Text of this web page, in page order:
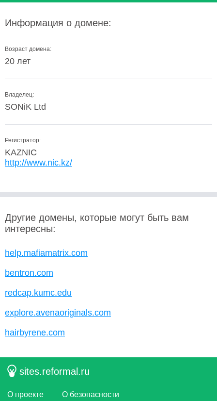
Информация о домене:
Возраст домена:
20 лет
Владелец:
SONiK Ltd
Регистратор:
KAZNIC
http://www.nic.kz/
Другие домены, которые могут быть вам
интересны:
help.mafiamatrix.com
bentron.com
redcap.kumc.edu
explore.avenaoriginals.com
hairbyrene.com
sites.reformal.ru
О проекте О безопасности